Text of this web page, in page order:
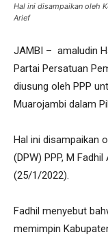
Hal ini disampaikan oleh
Arief
JAMBI – amaludin
Partai Persatuan
diusung oleh PPP
Muarojambi dalam
Hal ini disampaikan
(DPW) PPP, M
(25/1/2022).
Fadhil menyebut
memimpin